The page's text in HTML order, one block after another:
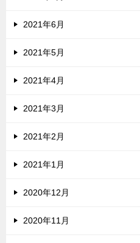
2021年6月
2021年5月
2021年4月
2021年3月
2021年2月
2021年1月
2020年12月
2020年11月